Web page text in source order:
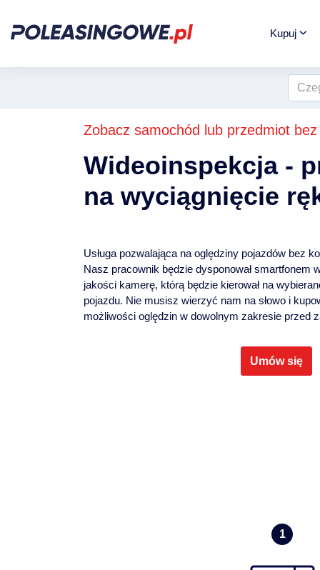
Kupuj
Zobacz samochód lub przedmiot
Wideoinspekcja -
na wyciągnięcie
Usługa pozwalająca na oględziny pojazdów bez
Nasz pracownik będzie dysponował smartfonem
jakości kamerę, którą będzie kierował na
pojazdu. Nie musisz wierzyć nam na słowo i
możliwości oględzin w dowolnym zakresie przed
Umów się